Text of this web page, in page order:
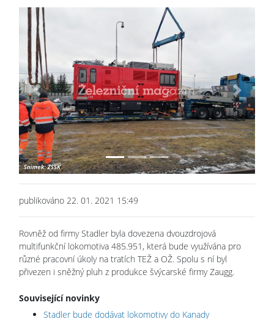
Previous Next
publikováno 22. 01. 2021 15:49
Rovněž od firmy Stadler byla dovezena dvouzdrojová
multifunkční lokomotiva 485.951, která bude využívána pro
různé pracovní úkoly na tratích TEŽ a OŽ. Spolu s ní byl
přivezen i sněžný pluh z produkce švýcarské firmy Zaugg.
Související novinky
Stadler bude dodávat lokomotivy do Kanady